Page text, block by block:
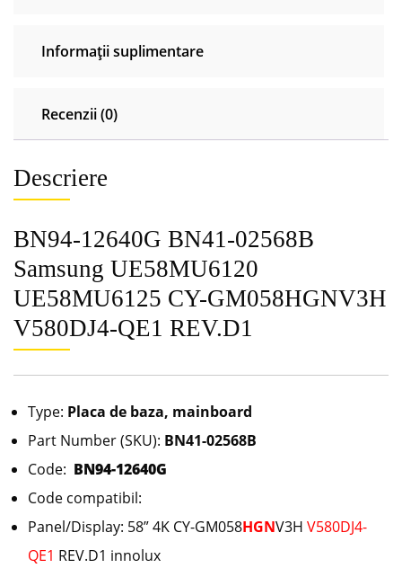
Informații suplimentare
Recenzii (0)
Descriere
BN94-12640G BN41-02568B
Samsung UE58MU6120
UE58MU6125 CY-GM058HGNV3H
V580DJ4-QE1 REV.D1
Type: Placa de baza, mainboard
Part Number (SKU): BN41-02568B
Code: BN94-12640G
Code compatibil:
Panel/Display: 58” 4K CY-GM058HGNV3H V580DJ4-
QE1 REV.D1 innolux